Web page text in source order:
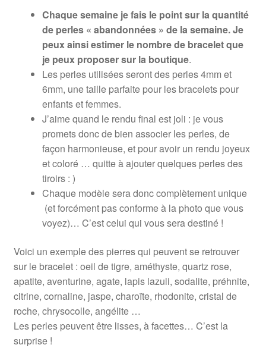
Chaque semaine je fais le point sur la quantité
de perles « abandonnées » de la semaine. Je
peux ainsi estimer le nombre de bracelet que
je peux proposer sur la boutique.
Les perles utilisées seront des perles 4mm et
6mm, une taille parfaite pour les bracelets pour
enfants et femmes.
J’aime quand le rendu final est joli : je vous
promets donc de bien associer les perles, de
façon harmonieuse, et pour avoir un rendu joyeux
et coloré … quitte à ajouter quelques perles des
tiroirs : )
Chaque modèle sera donc complètement unique
(et forcément pas conforme à la photo que vous
voyez)… C’est celui qui vous sera destiné !
Voici un exemple des pierres qui peuvent se retrouver
sur le bracelet : oeil de tigre, améthyste, quartz rose,
apatite, aventurine, agate, lapis lazuli, sodalite, préhnite,
citrine, cornaline, jaspe, charoïte, rhodonite, cristal de
roche, chrysocolle, angélite …
Les perles peuvent être lisses, à facettes… C’est la
surprise !